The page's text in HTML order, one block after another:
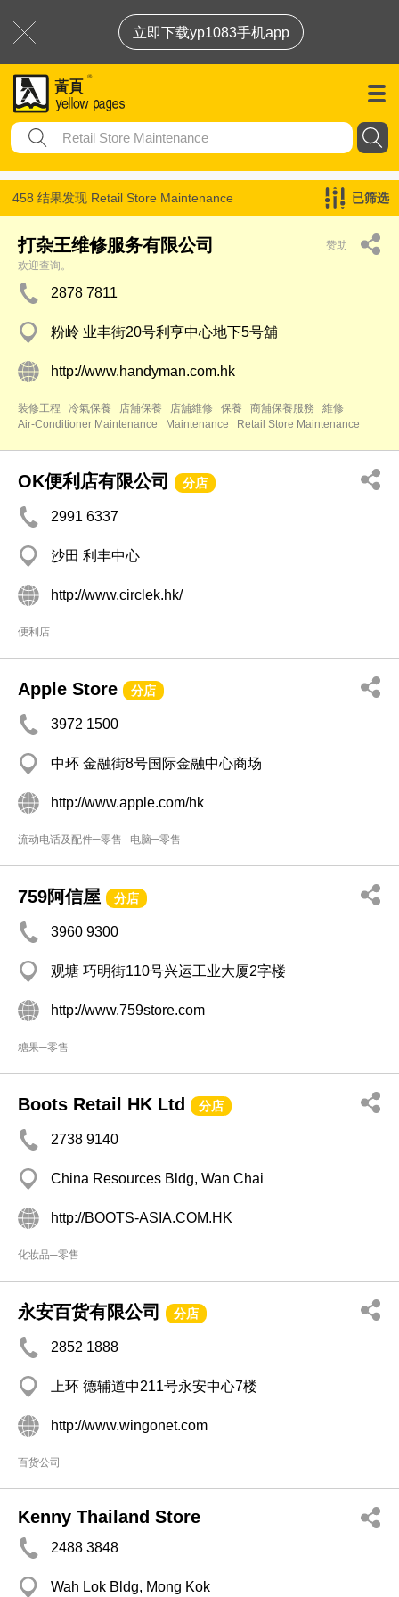
立即下载yp1083手机app
458 结果发现 Retail Store Maintenance 已筛选
打杂王维修服务有限公司
赞助
欢迎查询。
2878 7811
粉岭 业丰街20号利亨中心地下5号舖
http://www.handyman.com.hk
装修工程 冷氣保養 店舖保養 店舖維修 保養 商舖保養服務
維修
Air-Conditioner Maintenance
Maintenance Retail Store Maintenance
OK便利店有限公司 分店
2991 6337
沙田 利丰中心
http://www.circlek.hk/
便利店
Apple Store 分店
3972 1500
中环 金融街8号国际金融中心商场
http://www.apple.com/hk
流动电话及配件─零售 电脑─零售
759阿信屋 分店
3960 9300
观塘 巧明街110号兴运工业大厦2字楼
http://www.759store.com
糖果─零售
Boots Retail HK Ltd 分店
2738 9140
China Resources Bldg, Wan Chai
http://BOOTS-ASIA.COM.HK
化妆品─零售
永安百货有限公司 分店
2852 1888
上环 德辅道中211号永安中心7楼
http://www.wingonet.com
百货公司
Kenny Thailand Store
2488 3848
Wah Lok Bldg, Mong Kok